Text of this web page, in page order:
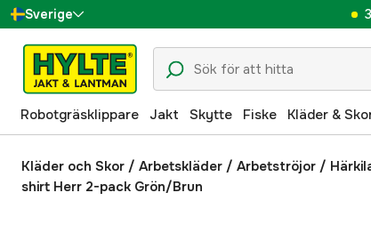
Sverige
Danmark
Suomi
Norge
Deutschland
Robotgräsklippare Jakt Skytte Fiske Kläder &
Kläder och Skor / Arbetskläder / Arbetströjor /
shirt Herr 2-pack Grön/Brun